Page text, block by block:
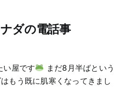
ダの電話事
い屋です
まだ8月半ばという
もう既に肌寒くなってきまし